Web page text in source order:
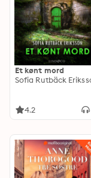
Et kønt mord
Sofia Rutbäck
4.2